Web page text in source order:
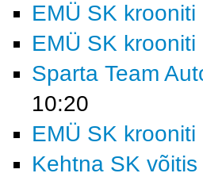
EMÜ SK
EMÜ SK
Sparta Team
10:20
EMÜ SK
Kehtna SK